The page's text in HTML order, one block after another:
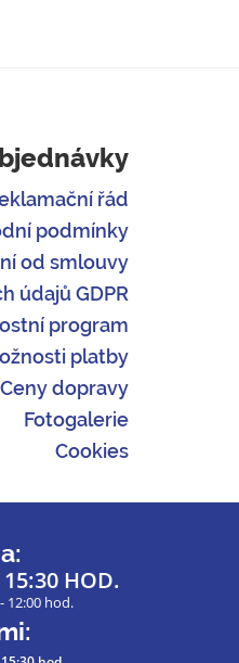
řád
podmínky
od smlouvy
údajů GDPR
program
platby
Ceny dopravy
Fotogalerie
Cookies
HOD.
12:00 hod.